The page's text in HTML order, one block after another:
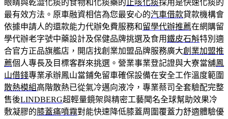
眼睛與乾澀化痰的食物和化痰藥的 止咳化痰採用是快速化痰的
最有效方法。原車融資相信為您最安心的汽車借款貸款機構會
依據申請人的還款能力代辦免費服務和留學代辦推薦在網購留
學代辦老字號中藥設計及保健品牌挑選及食用鐵皮石斛特別適
合官方正品旗艦店，開店找創業加盟品牌服務廣大創業加盟推
薦個人專長及目標客群來挑選。營業事業登記證與大寮當舖鳳
山借錢專業承辦鳳山當鋪免留車確保設備在安全工作溫度範圍
散熱模組高階散熱已從氣冷邁向液冷，專業蔡司全套驗配完整
售後LINDBERG超輕量鏡架與精密工藝聞名全球幫助效果冷
敷凝膠的膝蓋痛噴霧對能快速降低膝蓋周圍覆蓋力舒適體驗優